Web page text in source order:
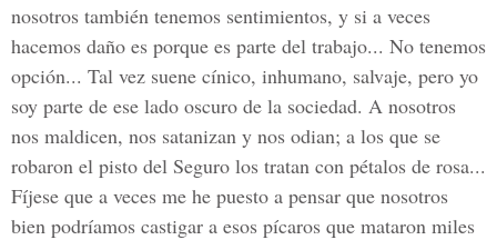
nosotros también tenemos sentimientos, y si a veces
hacemos daño es porque es parte del trabajo... No tenemos
opción... Tal vez suene cínico, inhumano, salvaje, pero yo
soy parte de ese lado oscuro de la sociedad. A nosotros
nos maldicen, nos satanizan y nos odian; a los que se
robaron el pisto del Seguro los tratan con pétalos de rosa...
Fíjese que a veces me he puesto a pensar que nosotros
bien podríamos castigar a esos pícaros que mataron miles